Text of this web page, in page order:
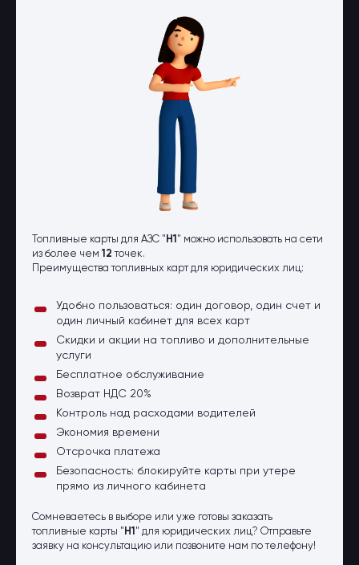
Топливные карты для АЗС " Н1 " можно использовать на сети
из более чем 12 точек.
Преимущества топливных карт для юридических лиц:
Удобно пользоваться: один договор, один счет и
один личный кабинет для всех карт
Скидки и акции на топливо и дополнительные
услуги
Бесплатное обслуживание
Возврат НДС 20%
Контроль над расходами водителей
Экономия времени
Отсрочка платежа
Безопасность: блокируйте карты при утере
прямо из личного кабинета
Сомневаетесь в выборе или уже готовы заказать
топливные карты " Н1 " для юридических лиц? Отправьте
заявку на консультацию или позвоните нам по телефону!
Топливо и автомасла по оптовым
Страхование физических лиц
Страхование юридических лиц
Страховые компании
Электронные перевозочные